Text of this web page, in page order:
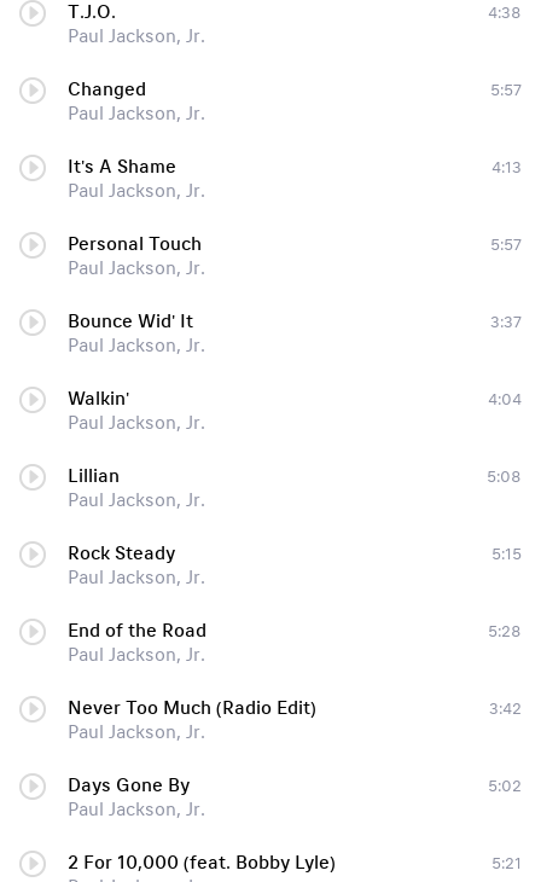
T.J.O.
Paul Jackson, Jr.
4:38
Changed
Paul Jackson, Jr.
5:57
It's A Shame
Paul Jackson, Jr.
4:13
Personal Touch
Paul Jackson, Jr.
5:57
Bounce Wid' It
Paul Jackson, Jr.
3:37
Walkin'
Paul Jackson, Jr.
4:04
Lillian
Paul Jackson, Jr.
5:08
Rock Steady
Paul Jackson, Jr.
5:15
End of the Road
Paul Jackson, Jr.
5:28
Never Too Much (Radio Edit)
Paul Jackson, Jr.
3:42
Days Gone By
Paul Jackson, Jr.
5:02
2 For 10,000 (feat. Bobby Lyle)
5:21